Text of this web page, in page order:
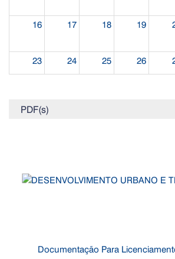
16 17 18 19
23 24 25 26
PDF(s)
Documentação Para